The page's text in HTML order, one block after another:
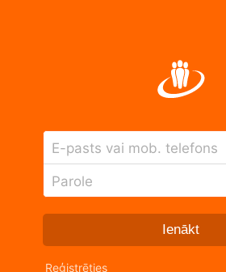
E-pasts vai mob. telefons
Parole
Ienākt
Reģistrēties